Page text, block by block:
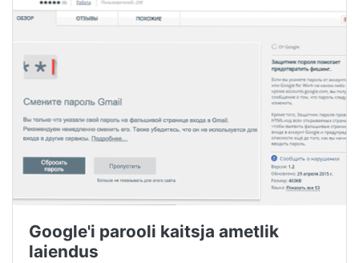
Google'i parooli kaitsja ametlik
laiendus